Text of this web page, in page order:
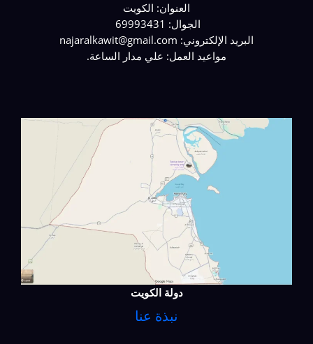
العنوان: الكويت
الجوال: 69993431
البريد الإلكتروني: najaralkawit@gmail.com
مواعيد العمل: علي مدار الساعة.
دولة الكويت
نبذة عنا